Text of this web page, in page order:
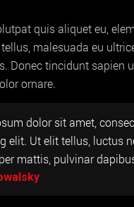
quis aliquet eu,
malesuada eu
Donec tincidunt sapien
ornare.
dolor sit amet,
elit. Ut elit tellus, luctus
mattis, pulvinar